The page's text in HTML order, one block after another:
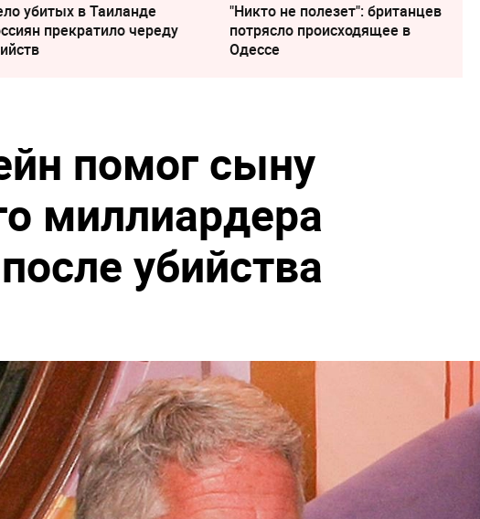
убитых в Таиланде
прекратило череду
"Никто не полезет": британцев
потрясло происходящее в
Одессе
помог сыну
миллиардера
убийства